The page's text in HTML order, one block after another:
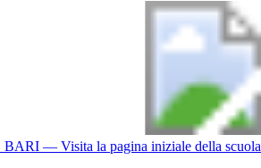
BARI — Visita la pagina iniziale della scuola